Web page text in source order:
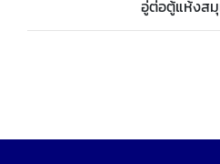
อู่ต่อตู้แห้งส